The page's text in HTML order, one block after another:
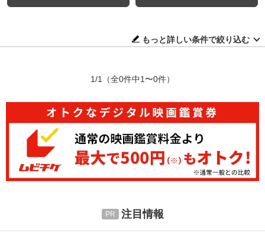
もっと詳しい条件で絞り込む
1/1 （全0件中1〜0件）
注目情報